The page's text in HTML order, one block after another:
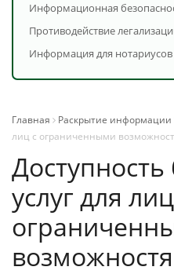
Информационная
Противодействие
Информация для нотариусов
Главная Раскрытие информации
лиц с ограниченными
услуг для